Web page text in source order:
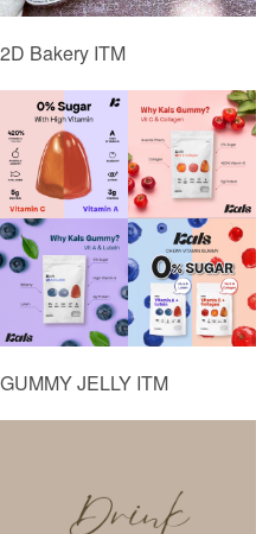
2D Bakery ITM
GUMMY JELLY ITM